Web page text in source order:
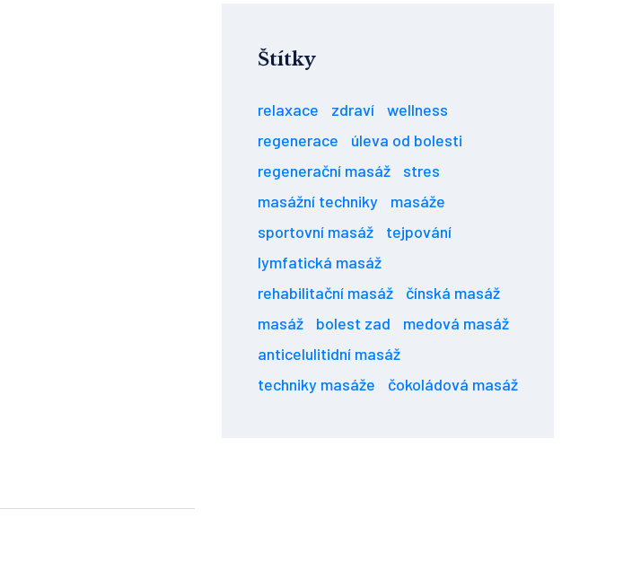
Štítky
relaxace zdraví
wellness
regenerace
úleva od bolesti
regenerační masáž
stres
masážní techniky
masáže
sportovní masáž
tejpování
lymfatická masáž
rehabilitační masáž
čínská masáž
masáž
bolest zad
medová masáž
anticelulitidní masáž
techniky masáže
čokoládová masáž